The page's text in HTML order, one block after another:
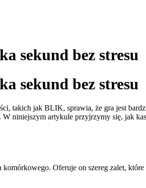
sekund bez stresu
sekund bez stresu
takich jak BLIK, sprawia, że gra jest
niniejszym artykule przyjrzymy się, jak
Oferuje on szereg zalet,